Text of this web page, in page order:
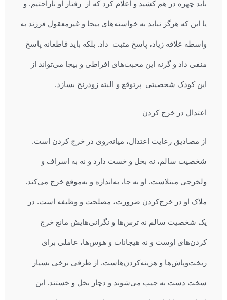
باید چهره در هم کشید و اعلام کرد که از رفتار او ناراحتیم. و
یا این که هرگز نباید به خواسته‌های بیجا و غیرمعقول فرزند به
واسطه علاقه زیاد، پاسخ مثبت داد. بلکه باید قاطعانه پاسخ
منفی داد و گرنه این محبت‌های افراطی و بیجا می‌تواند از
این کودک شخصیتی پرتوقع و البته زودرنج بسازد.
اعتدال در خرج کردن
از مصادیق رعایت اعتدال، میانه‌روی در خرج کردن است.
شخصیت سالم، نه بخل و خست دارد و نه به اسراف و
ولخرجی مبتلاست. او به‌ جا، به‌اندازه و به‌موقع خرج می‌کند.
ملاک او در خرج‌کردن ضرورت، مصلحت و وظیفه است. در
یک شخصیت سالم نه ترس‌ها و نگرانی‌هایش مانع خرج
کردن‌های اوست و نه هیجانات و هوس‌ها، عاملی برای
ریخت‌وپاش‌ها و هزینه‌کردن‌هاست. از طرفی برخی بسیار
سخت دست به جیب می‌شوند و دچار بخل و خستند. این